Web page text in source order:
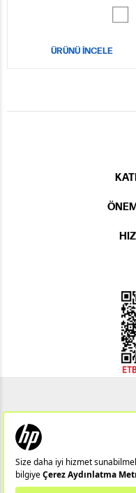
ÜRÜNÜ İNCELE
Notebook
Pavilion Gaming